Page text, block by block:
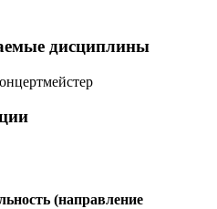
дисциплины
(направление